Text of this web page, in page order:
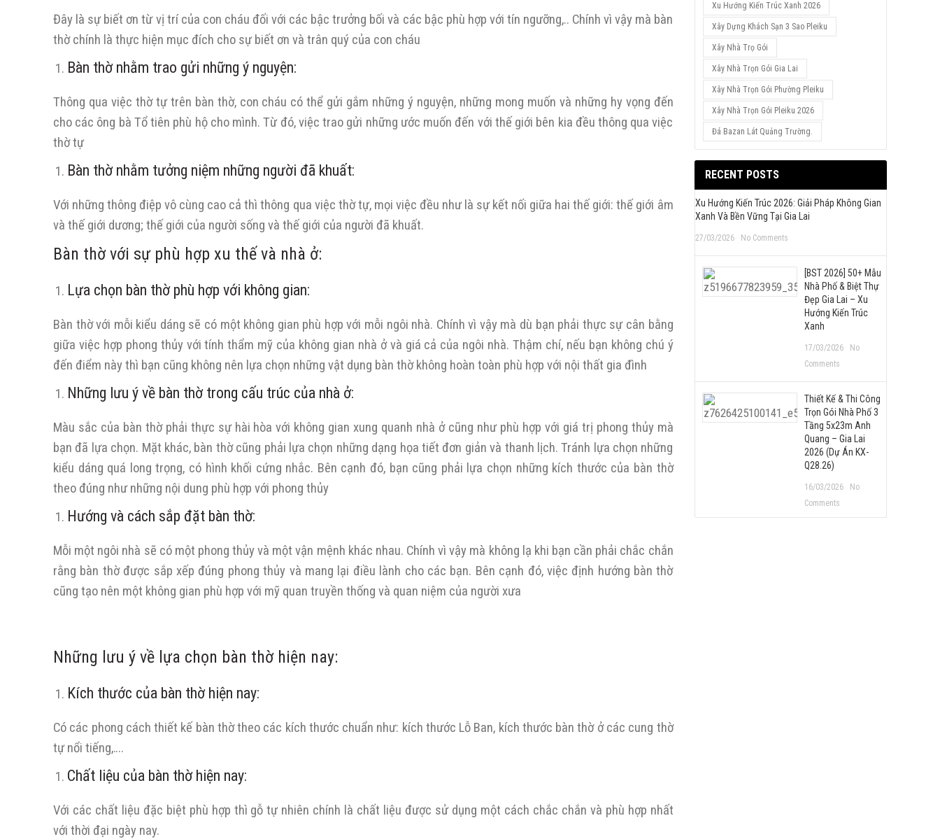
Đây là sự biết ơn từ vị trí của con cháu đối với các bậc trưởng bối và các bậc phù hợp với tín ngưỡng,.. Chính vì vậy mà bàn
thờ chính là thực hiện mục đích cho sự biết ơn và trân quý của con cháu
Bàn thờ nhằm trao gửi những ý nguyện:
Thông qua việc thờ tự trên bàn thờ, con cháu có thể gửi gắm những ý nguyện, những mong muốn và những hy vọng đến
cho các ông bà Tổ tiên phù hộ cho mình. Từ đó, việc trao gửi những ước muốn đến với thế giới bên kia đều thông qua việc
thờ tự
Bàn thờ nhằm tưởng niệm những người đã khuất:
Với những thông điệp vô cùng cao cả thì thông qua việc thờ tự, mọi việc đều như là sự kết nối giữa hai thế giới: thế giới âm
và thế giới dương; thế giới của người sống và thế giới của người đã khuất.
Bàn thờ với sự phù hợp xu thế và nhà ở:
Lựa chọn bàn thờ phù hợp với không gian:
Bàn thờ với mỗi kiểu dáng sẽ có một không gian phù hợp với mỗi ngôi nhà. Chính vì vậy mà dù bạn phải thực sự cân bằng
giữa việc hợp phong thủy với tính thẩm mỹ của không gian nhà ở và giá cả của ngôi nhà. Thậm chí, nếu bạn không chú ý
đến điểm này thì bạn cũng không nên lựa chọn những vật dụng bàn thờ không hoàn toàn phù hợp với nội thất gia đình
Những lưu ý về bàn thờ trong cấu trúc của nhà ở:
Màu sắc của bàn thờ phải thực sự hài hòa với không gian xung quanh nhà ở cũng như phù hợp với giá trị phong thủy mà
bạn đã lựa chọn. Mặt khác, bàn thờ cũng phải lựa chọn những dạng họa tiết đơn giản và thanh lịch. Tránh lựa chọn những
kiểu dáng quá long trọng, có hình khối cứng nhắc. Bên cạnh đó, bạn cũng phải lựa chọn những kích thước của bàn thờ
theo đúng như những nội dung phù hợp với phong thủy
Hướng và cách sắp đặt bàn thờ:
Mỗi một ngôi nhà sẽ có một phong thủy và một vận mệnh khác nhau. Chính vì vậy mà không lạ khi bạn cần phải chắc chắn
rằng bàn thờ được sắp xếp đúng phong thủy và mang lại điều lành cho các bạn. Bên cạnh đó, việc định hướng bàn thờ
cũng tạo nên một không gian phù hợp với mỹ quan truyền thống và quan niệm của người xưa
Những lưu ý về lựa chọn bàn thờ hiện nay:
Kích thước của bàn thờ hiện nay:
Có các phong cách thiết kế bàn thờ theo các kích thước chuẩn như: kích thước Lỗ Ban, kích thước bàn thờ ở các cung thờ
tự nổi tiếng,….
Chất liệu của bàn thờ hiện nay:
Với các chất liệu đặc biệt phù hợp thì gỗ tự nhiên chính là chất liệu được sử dụng một cách chắc chắn và phù hợp nhất
với thời đại ngày nay.
Xu Hướng Kiến Trúc Xanh 2026
Xây Dựng Khách Sạn 3 Sao Pleiku
Xây Nhà Trọ Gói
Xây Nhà Trọn Gói Gia Lai
Xây Nhà Trọn Gói Phường Pleiku
Xây Nhà Trọn Gói Pleiku 2026
Đá Bazan Lát Quảng Trường.
RECENT POSTS
Xu Hướng Kiến Trúc 2026: Giải Pháp Không Gian
Xanh Và Bền Vững Tại Gia Lai
27/03/2026 No Comments
[BST 2026] 50+ Mẫu
Nhà Phố & Biệt Thự
Đẹp Gia Lai – Xu
Hướng Kiến Trúc
Xanh
17/03/2026
No
Comments
Thiết Kế & Thi Công
Trọn Gói Nhà Phố 3
Tầng 5x23m Anh
Quang – Gia Lai
2026 (Dự Án KX-
Q28.26)
16/03/2026
No
Comments